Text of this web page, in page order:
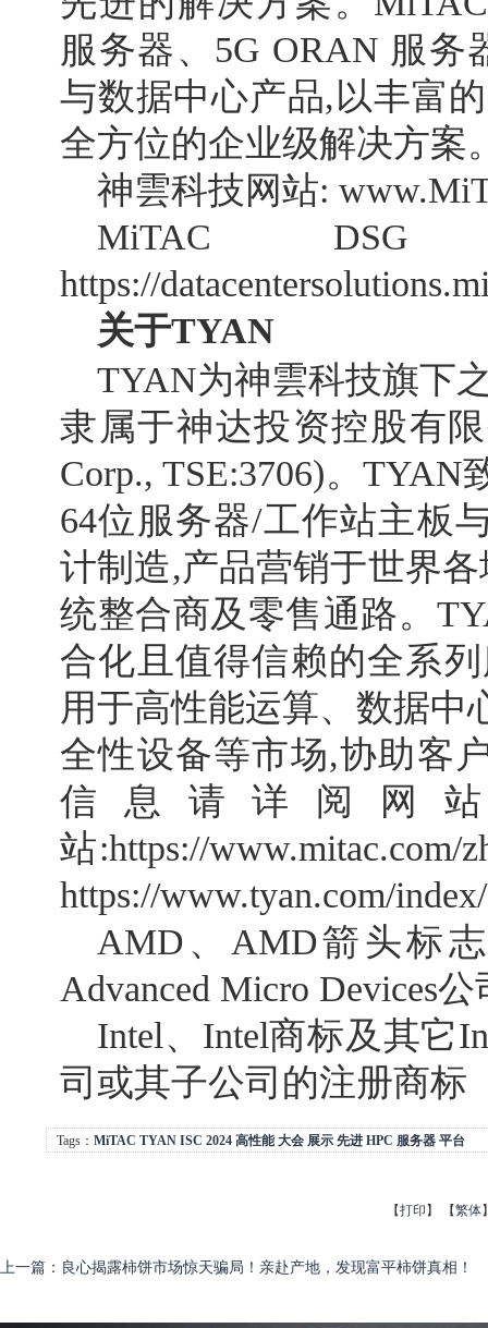
服务器、5G ORAN 服
与数据中心产品,以丰富
全方位的企业级解决方案
神雲科技网站:
MiTAC
https://
关于TYAN
TYAN为神雲科技旗下
隶属于神达投资控股有
Corp., TSE:3706)。
64位服务器/工作站主板
计制造,产品营销于世界
统整合商及零售通路。
合化且值得信赖的全系
用于高性能运算、数据中
全性设备等市场,协助客
信息请详阅网
站:https://
https://www.tyan.com/
AMD、AMD箭头标
Advanced Micro Devices
Intel、Intel商标及其它
司或其子公司的注册商标
Tags： MiTAC TYAN ISC 2024 高性能 大会 展示 先进 HPC 服务器 平台
【打印 】 【繁体
上一篇 ： 良心揭露柿饼市场惊天骗局！亲赴产地，发现富平柿饼真相！